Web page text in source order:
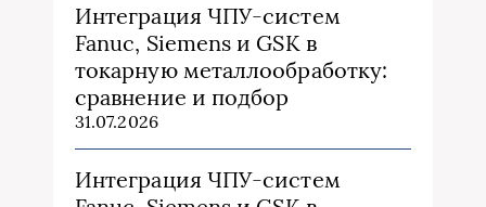
Интеграция ЧПУ-систем
Fanuc, Siemens и GSK в
токарную металлообработку:
сравнение и подбор
31.07.2026
Интеграция ЧПУ-систем